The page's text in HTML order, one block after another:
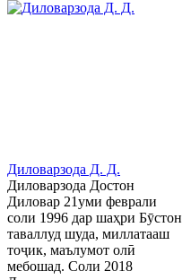
Диловарзода Д. Д.
Диловарзода Достон
Диловар 21уми феврали
соли 1996 дар шаҳри Бӯстон
таваллуд шуда, миллатааш
тоҷик, маълумот олӣ
мебошад. Соли 2018